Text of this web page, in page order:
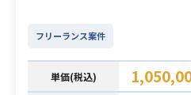
フリーランス案件
単価(税込)